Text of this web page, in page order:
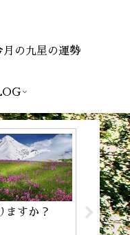
の九星の運勢
ますか？
気学
家相と
える